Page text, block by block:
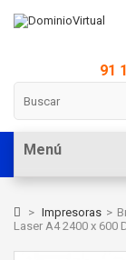
91
Menú
> Impresoras >
Laser A4 2400 x 600